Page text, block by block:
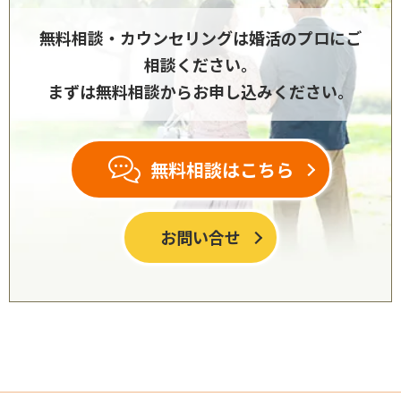
無料相談・カウンセリングは婚活のプロにご
相談ください。
まずは無料相談からお申し込みください。
無料相談はこちら
お問い合せ